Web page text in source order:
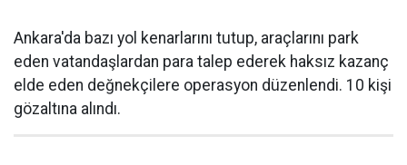
Ankara'da bazı yol kenarlarını tutup, araçlarını park
eden vatandaşlardan para talep ederek haksız kazanç
elde eden değnekçilere operasyon düzenlendi. 10 kişi
gözaltına alındı.